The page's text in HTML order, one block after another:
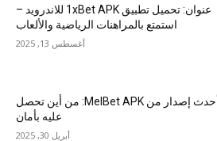
عنوان: تحميل تطبيق 1xBet APK للاندرويد –
استمتع بالمراهنات الرياضية والألعاب
أغسطس 13, 2025
أحدث إصدار من MelBet APK: من أين تحصل
عليه بأمان
أبريل 30, 2025